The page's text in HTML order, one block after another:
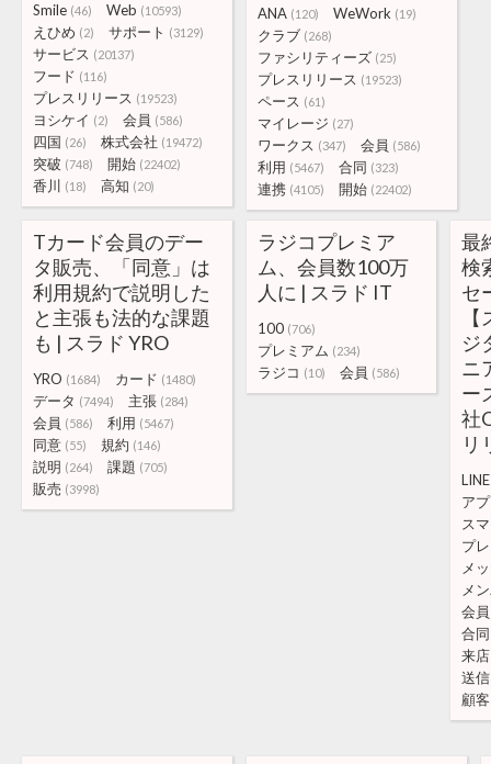
Smile (46) Web (10593)
えひめ (2) サポート (3129)
サービス (20137)
フード (116)
プレスリリース (19523)
ヨシケイ (2) 会員 (586)
四国 (26) 株式会社 (19472)
突破 (748) 開始 (22402)
香川 (18) 高知 (20)
ANA (120) WeWork (19)
クラブ (268)
ファシリティーズ (25)
プレスリリース (19523)
ペース (61)
マイレージ (27)
ワークス (347) 会員 (586)
利用 (5467) 合同 (323)
連携 (4105) 開始 (22402)
Tカード会員のデー
タ販売、「同意」は
利用規約で説明した
と主張も法的な課題
も | スラド YRO
YRO (1684) カード (1480)
データ (7494) 主張 (284)
会員 (586) 利用 (5467)
同意 (55) 規約 (146)
説明 (264) 課題 (705)
販売 (3998)
ラジコプレミア
ム、会員数100万
人に | スラド IT
100 (706)
プレミアム (234)
ラジコ (10) 会員 (586)
最
検
セ
ジ
ニ
ー
社
リ
LINE
ア
スマ
プ
メ
メ
会員
合同
来店
送信
顧客